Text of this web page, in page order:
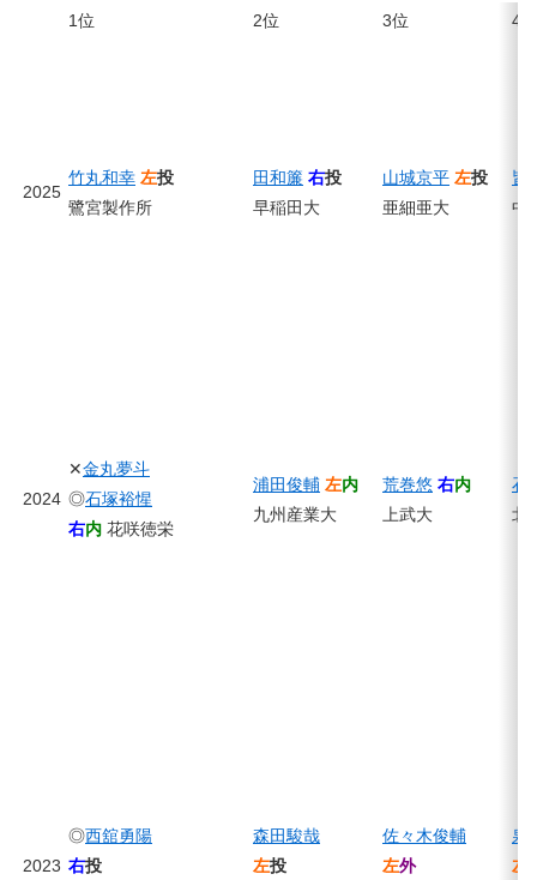
1位 2位 3位 4位
2025
竹丸和幸 左投
鷺宮製作所
田和簾 右投
早稲田大
山城京平 左投
亜細亜大
皆
中
2024
✕金丸夢斗
◎石塚裕惺
右内 花咲徳栄
浦田俊輔 左内
九州産業大
荒巻悠 右内
上武大
石
北
2023
◎西舘勇陽
右投
森田駿哉
左投
佐々木俊輔
左外
泉
左